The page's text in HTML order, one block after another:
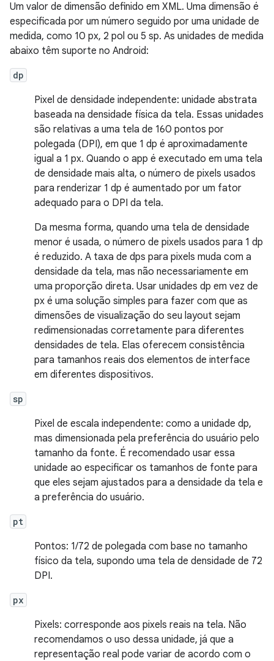
Um valor de dimensão definido em XML. Uma dimensão é
especificada por um número seguido por uma unidade de
medida, como 10 px, 2 pol ou 5 sp. As unidades de medida
abaixo têm suporte no Android:
dp
Pixel de densidade independente: unidade abstrata
baseada na densidade física da tela. Essas unidades
são relativas a uma tela de 160 pontos por
polegada (DPI), em que 1 dp é aproximadamente
igual a 1 px. Quando o app é executado em uma tela
de densidade mais alta, o número de pixels usados
para renderizar 1 dp é aumentado por um fator
adequado para o DPI da tela.
Da mesma forma, quando uma tela de densidade
menor é usada, o número de pixels usados para 1 dp
é reduzido. A taxa de dps para pixels muda com a
densidade da tela, mas não necessariamente em
uma proporção direta. Usar unidades dp em vez de
px é uma solução simples para fazer com que as
dimensões de visualização do seu layout sejam
redimensionadas corretamente para diferentes
densidades de tela. Elas oferecem consistência
para tamanhos reais dos elementos de interface
em diferentes dispositivos.
sp
Pixel de escala independente: como a unidade dp,
mas dimensionada pela preferência do usuário pelo
tamanho da fonte. É recomendado usar essa
unidade ao especificar os tamanhos de fonte para
que eles sejam ajustados para a densidade da tela e
a preferência do usuário.
pt
Pontos: 1/72 de polegada com base no tamanho
físico da tela, supondo uma tela de densidade de 72
DPI.
px
Pixels: corresponde aos pixels reais na tela. Não
recomendamos o uso dessa unidade, já que a
representação real pode variar de acordo com o